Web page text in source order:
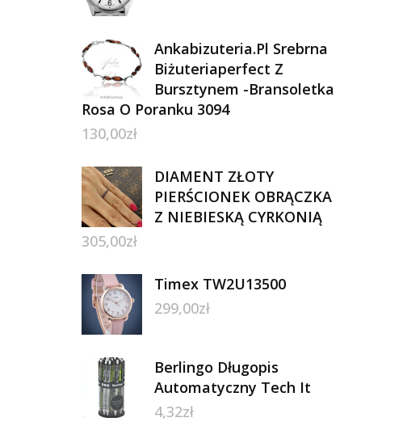
Ankabizuteria.Pl Srebrna
Biżuteriaperfect Z
Bursztynem -Bransoletka
Rosa O Poranku 3094
130,00zł
DIAMENT ZŁOTY
PIERŚCIONEK OBRĄCZKA
Z NIEBIESKĄ CYRKONIĄ
305,00zł
Timex TW2U13500
299,00zł
Berlingo Długopis
Automatyczny Tech It
4,32zł